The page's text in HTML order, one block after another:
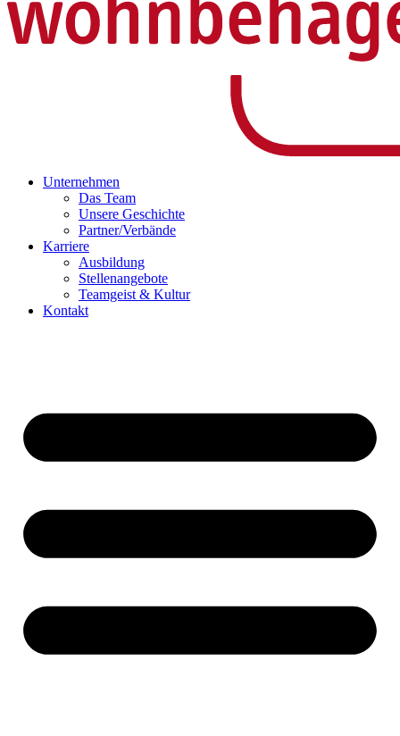
Unternehmen
Das Team
Unsere Geschichte
Partner/Verbände
Karriere
Ausbildung
Stellenangebote
Teamgeist & Kultur
Kontakt